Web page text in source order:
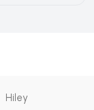
Hiley